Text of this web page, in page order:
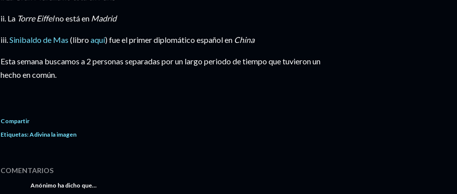
ii. La Torre Eiffelno está en Madrid
iii. Sinibaldo de Mas (libroaquí) fue elprimer diplomático español en China
Esta semana buscamos a 2 personas separadas por un largo periodo de tiempo que tuvieron un
hecho en común.
Compartir
Etiquetas:Adivina la imagen
COMENTARIOS
Anónimo ha dicho que…